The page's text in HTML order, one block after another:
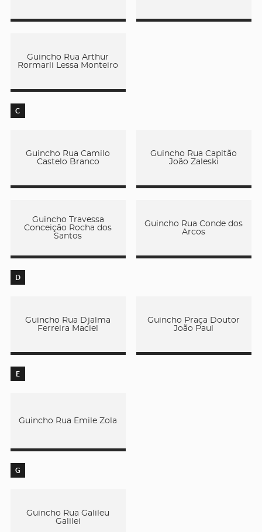
Guincho Rua Arthur
Rormarli Lessa Monteiro
C
Guincho Rua Camilo
Castelo Branco
Guincho Rua Capitão
João Zaleski
Guincho Travessa
Conceição Rocha dos
Santos
Guincho Rua Conde dos
Arcos
D
Guincho Rua Djalma
Ferreira Maciel
Guincho Praça Doutor
João Paul
E
Guincho Rua Emile Zola
G
Guincho Rua Galileu
Galilei